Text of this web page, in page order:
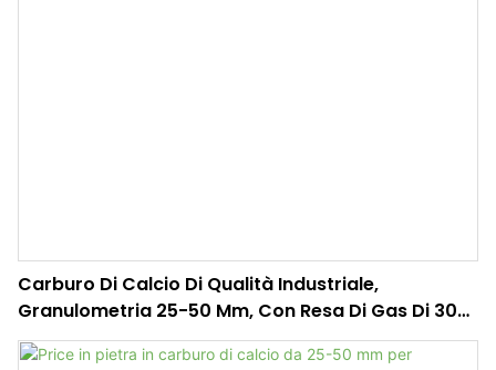
Carburo Di Calcio Di Qualità Industriale,
Granulometria 25-50 Mm, Con Resa Di Gas Di 300
L/kg.